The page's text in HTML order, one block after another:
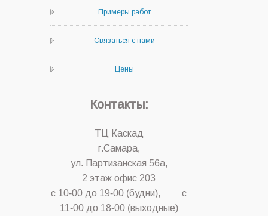
Примеры работ
Связаться с нами
Цены
Контакты:
ТЦ Каскад
г.Самара,
ул. Партизанская 56а,
2 этаж офис 203
с 10-00 до 19-00 (будни), с
11-00 до 18-00 (выходные)